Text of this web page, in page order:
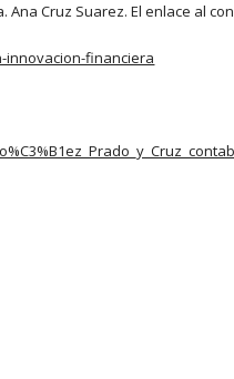
Ana Cruz Suarez. El enlace al
financiera